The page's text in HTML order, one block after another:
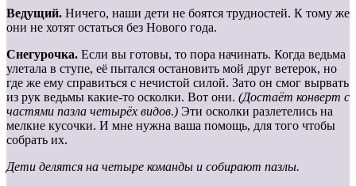
Ведущий. Ничего, наши дети не боятся трудностей. К тому же
они не хотят остаться без Нового года.
Снегурочка. Если вы готовы, то пора начинать. Когда ведьма
улетала в ступе, её пытался остановить мой друг ветерок, но
где же ему справиться с нечистой силой. Зато он смог вырвать
из рук ведьмы какие-то осколки. Вот они. (Достаёт конверт с
частями пазла четырёх видов.) Эти осколки разлетелись на
мелкие кусочки. И мне нужна ваша помощь, для того чтобы
собрать их.
Дети делятся на четыре команды и собирают пазлы.